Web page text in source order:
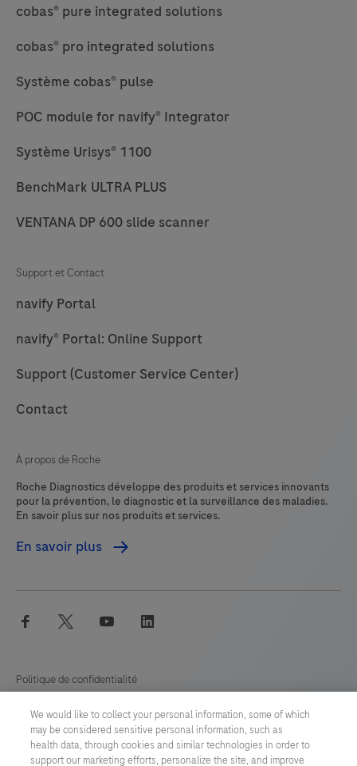
cobas® pure integrated solutions
cobas® pro integrated solutions
Système cobas® pulse
POC module for navify® Integrator
Système Urisys® 1100
BenchMark ULTRA PLUS
VENTANA DP 600 slide scanner
Support et Contact
navify Portal
navify® Portal: Online Support
Support (Customer Service Center)
Contact
À propos de Roche
Roche Diagnostics développe des produits et services innovants
pour la prévention, le diagnostic et la surveillance des maladies.
En savoir plus sur nos produits et services.
En savoir plus
facebook twitter youtube
Politique de confidentialité
Préférences en matière de cookies
Conditions générales
We would like to collect your personal information, some of which
may be considered sensitive personal information, such as
health data, through cookies and similar technologies in order to
support our marketing efforts, personalize the site, and improve